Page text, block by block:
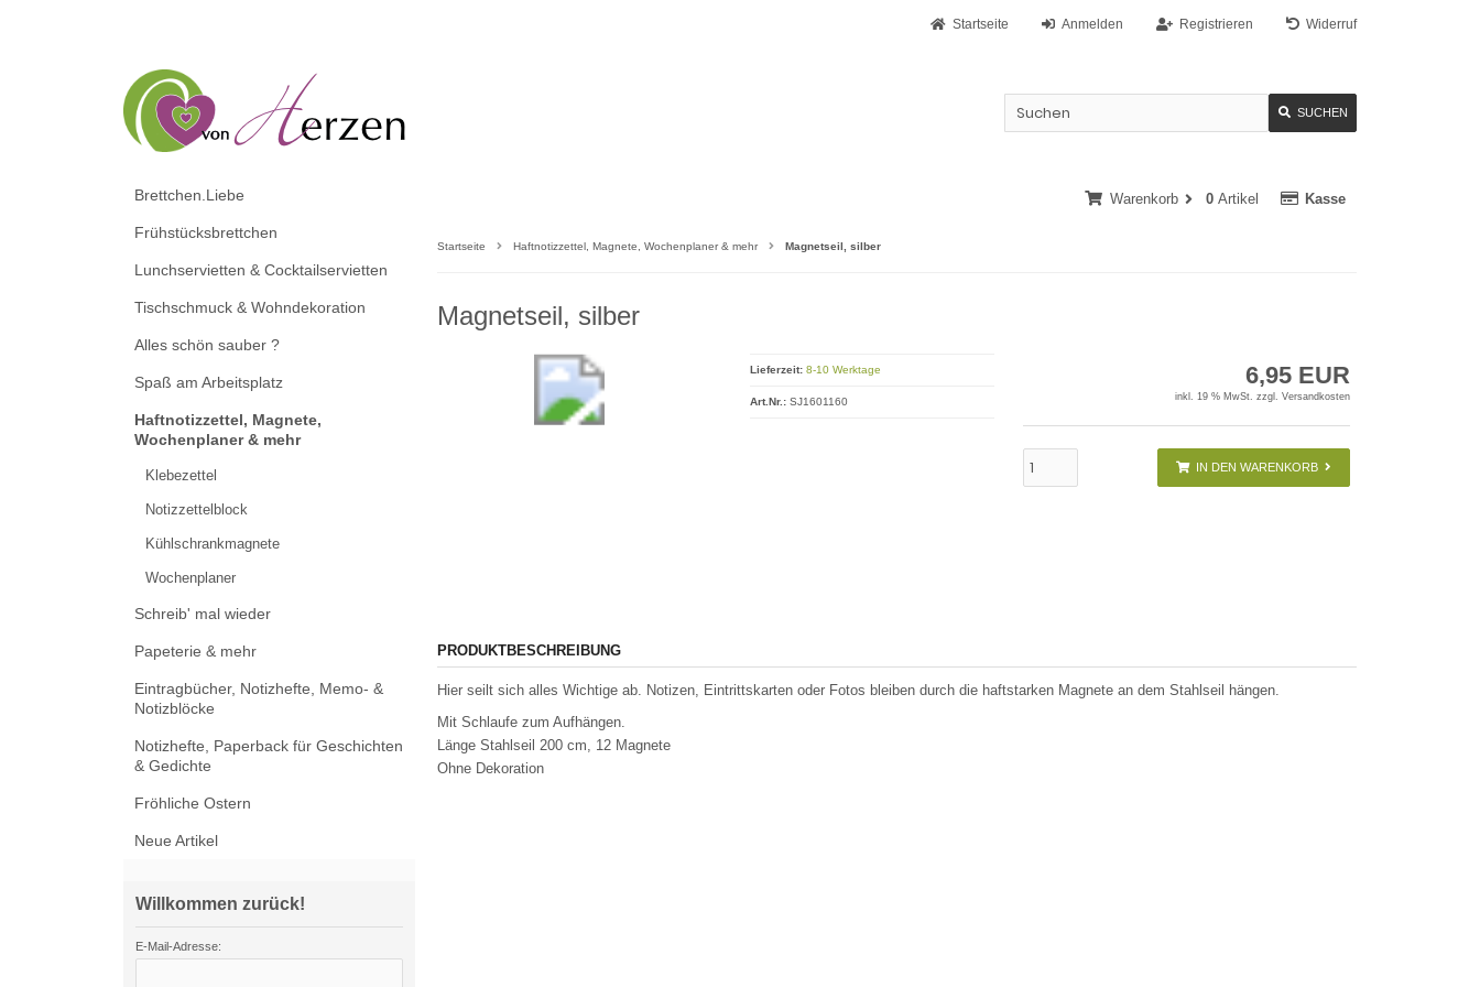
Widerruf
Registrieren
Anmelden
Startseite
SUCHEN
Kasse
Warenkorb 0 Artikel
Startseite Haftnotizzettel, Magnete, Wochenplaner & mehr Magnetseil, silber
Magnetseil, silber
6,95 EUR
inkl. 19 % MwSt. zzgl. Versandkosten
IN DEN WARENKORB
Lieferzeit: 8-10 Werktage
Art.Nr.: SJ1601160
PRODUKTBESCHREIBUNG
Hier seilt sich alles Wichtige ab. Notizen, Eintrittskarten oder Fotos bleiben durch die haftstarken Magnete an dem Stahlseil hängen.
Mit Schlaufe zum Aufhängen.
Länge Stahlseil 200 cm, 12 Magnete
Ohne Dekoration
Brettchen.Liebe
Frühstücksbrettchen
Lunchservietten & Cocktailservietten
Tischschmuck & Wohndekoration
Alles schön sauber ?
Spaß am Arbeitsplatz
Haftnotizzettel, Magnete,
Wochenplaner & mehr
Klebezettel
Notizzettelblock
Kühlschrankmagnete
Wochenplaner
Schreib' mal wieder
Papeterie & mehr
Eintragbücher, Notizhefte, Memo- &
Notizblöcke
Notizhefte, Paperback für Geschichten
& Gedichte
Fröhliche Ostern
Neue Artikel
Willkommen zurück!
E-Mail-Adresse: